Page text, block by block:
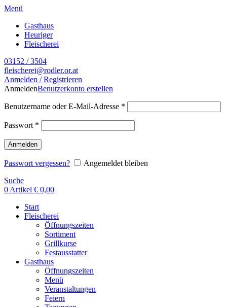
Menü
Gasthaus
Heuriger
Fleischerei
03152 / 3504
fleischerei@rodler.or.at
Anmelden / Registrieren
AnmeldenBenutzerkonto erstellen
Benutzername oder E-Mail-Adresse *
Passwort *
Anmelden
Passwort vergessen?
Angemeldet bleiben
Suche
0 Artikel € 0,00
Start
Fleischerei
Öffnungszeiten
Sortiment
Grillkurse
Festausstatter
Gasthaus
Öffnungszeiten
Menü
Veranstaltungen
Feiern